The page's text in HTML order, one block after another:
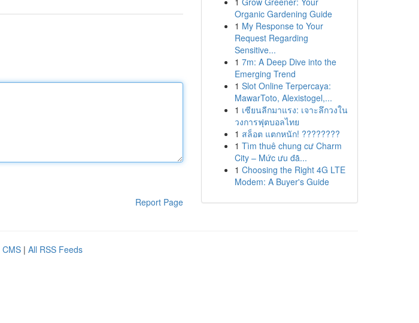
Report Page
Organic Gardening Guide
1 My Response to Your
Request Regarding
Sensitive...
1 7m: A Deep Dive into the
Emerging Trend
1 Slot Online Terpercaya:
MawarToto, Alexistogel,...
1 เซียนลีกมาแรง: เจาะลึกวงใน
วงการฟุตบอลไทย
1 สล็อต แตกหนัก! ????????
1 Tìm thuê chung cư Charm
City – Mức ưu đã...
1 Choosing the Right 4G LTE
Modem: A Buyer's Guide
CMS | All RSS Feeds